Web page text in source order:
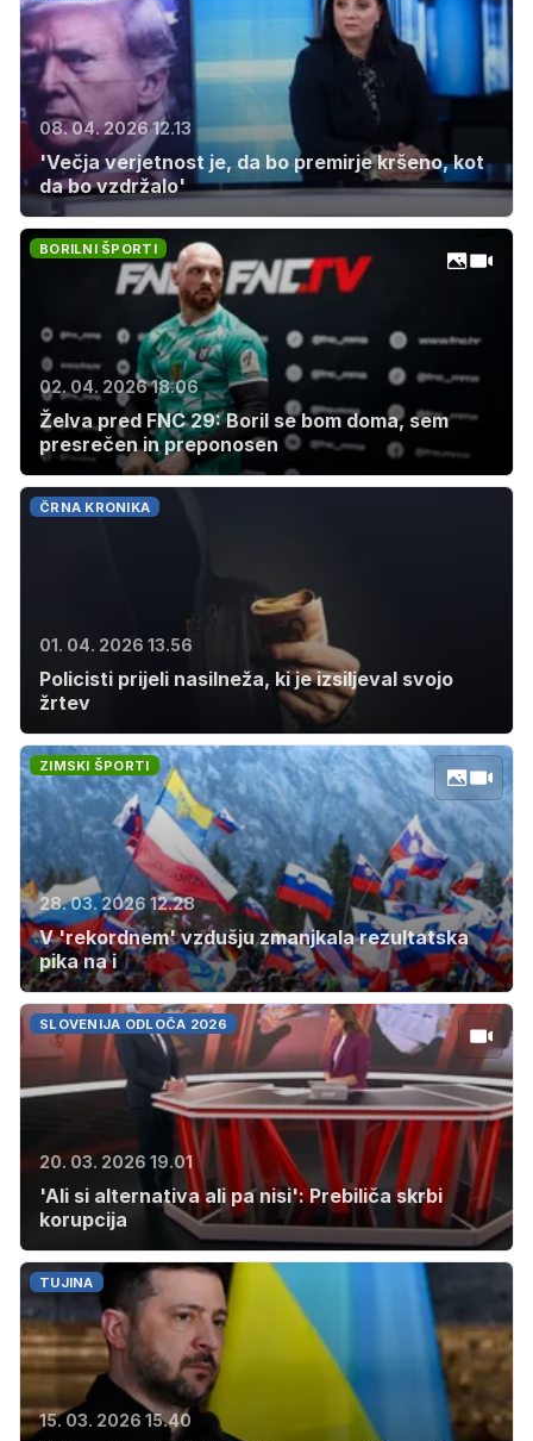
08. 04. 2026 12.13
'Večja verjetnost je, da bo premirje kršeno, kot
da bo vzdržalo'
BORILNI ŠPORTI
02. 04. 2026 18.06
Želva pred FNC 29: Boril se bom doma, sem
presrečen in preponosen
ČRNA KRONIKA
01. 04. 2026 13.56
Policisti prijeli nasilneža, ki je izsiljeval svojo
žrtev
ZIMSKI ŠPORTI
28. 03. 2026 12.28
V 'rekordnem' vzdušju zmanjkala rezultatska
pika na i
SLOVENIJA ODLOČA 2026
20. 03. 2026 19.01
'Ali si alternativa ali pa nisi': Prebiliča skrbi
korupcija
TUJINA
15. 03. 2026 15.40